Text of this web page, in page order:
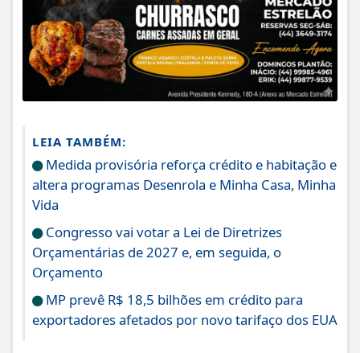
LEIA TAMBÉM:
Medida provisória reforça crédito e habitação e
altera programas Desenrola e Minha Casa, Minha
Vida
Congresso vai votar a Lei de Diretrizes
Orçamentárias de 2027 e, em seguida, o
Orçamento
MP prevê R$ 18,5 bilhões em crédito para
exportadores afetados por novo tarifaço dos EUA